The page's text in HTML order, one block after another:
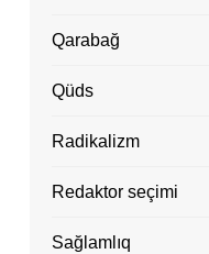
Qarabağ
Qüds
Radikalizm
Redaktor seçimi
Sağlamlıq